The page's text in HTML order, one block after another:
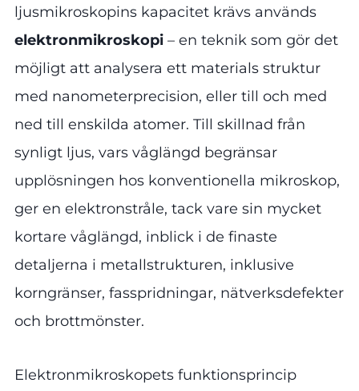
ljusmikroskopins kapacitet krävs används
elektronmikroskopi – en teknik som gör det
möjligt att analysera ett materials struktur
med nanometerprecision, eller till och med
ned till enskilda atomer. Till skillnad från
synligt ljus, vars våglängd begränsar
upplösningen hos konventionella mikroskop,
ger en elektronstråle, tack vare sin mycket
kortare våglängd, inblick i de finaste
detaljerna i metallstrukturen, inklusive
korngränser, fasspridningar, nätverksdefekter
och brottmönster.
Elektronmikroskopets funktionsprincip